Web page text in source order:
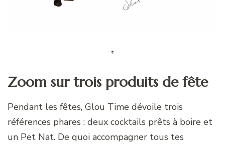
Zoom sur trois produits de fête
Pendant les fêtes, Glou Time dévoile trois
références phares : deux cocktails prêts à boire et
un Pet Nat. De quoi accompagner tous tes